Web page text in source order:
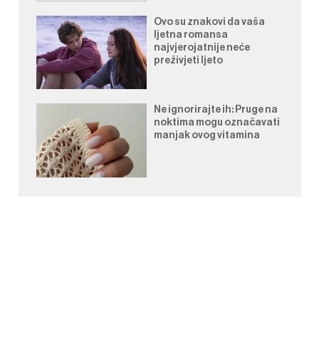
Ovo su znakovi da vaša
ljetna romansa
najvjerojatnije neće
preživjeti ljeto
Ne ignorirajte ih: Pruge na
noktima mogu označavati
manjak ovog vitamina